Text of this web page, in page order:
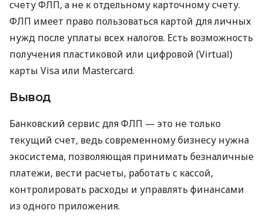
счету ФЛП, а не к отдельному карточному счету.
ФЛП имеет право пользоваться картой для личных
нужд после уплаты всех налогов. Есть возможность
получения пластиковой или цифровой (Virtual)
карты Visa или Mastercard.
Вывод
Банковский сервис для ФЛП — это не только
текущий счет, ведь современному бизнесу нужна
экосистема, позволяющая принимать безналичные
платежи, вести расчеты, работать с кассой,
контролировать расходы и управлять финансами
из одного приложения.